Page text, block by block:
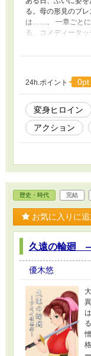
る。母の形見のブ
は……。 一章ごとに
る、コメディータ
シュアニメや格闘
品をノベライズ化
ント作品になって
とだけエッチです
す。 お暇な時にで
楽しんでいただけ
24h.ポイント 0pt
変身ヒロイン
アクション
歴史・時代 完結
お気に入りに追
久遠の輪廻
優木悠